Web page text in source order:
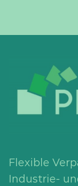
Flexible
Industrie-